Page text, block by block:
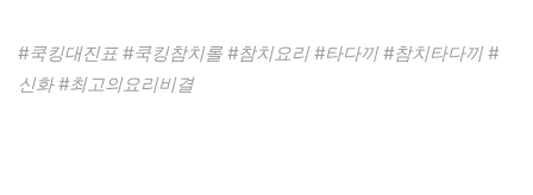
#쿡킹대진표 #쿡킹참치롤 #참치요리 #타다끼 #참치타다끼 #
신화 #최고의요리비결